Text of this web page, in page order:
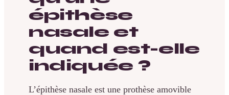
épithèse
nasale et
quand est-elle
indiquée ?
L’épithèse nasale est une prothèse amovible